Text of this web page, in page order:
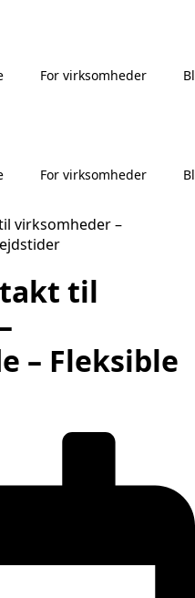
For virksomheder
For virksomheder
virksomheder –
til
– Fleksible